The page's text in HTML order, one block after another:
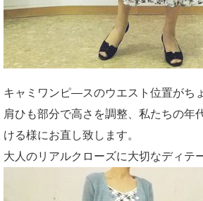
キャミワンピ―スのウエスト位置がち
肩ひも部分で高さを調整、私たちの年
ける様にお直し致します。
大人のリアルクローズに大切なディテ